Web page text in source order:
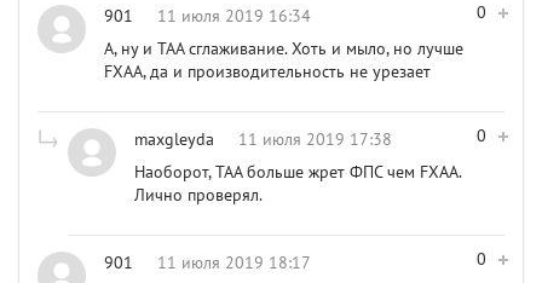
0
901
11 июля 2019 16:34
А, ну и TAA сглаживание. Хоть и мыло, но лучше
FXAA, да и производительность не урезает
0
maxgleyda
11 июля 2019 17:38
Наоборот, ТАА больше жрет ФПС чем FXAA.
Лично проверял.
0
901
11 июля 2019 18:17